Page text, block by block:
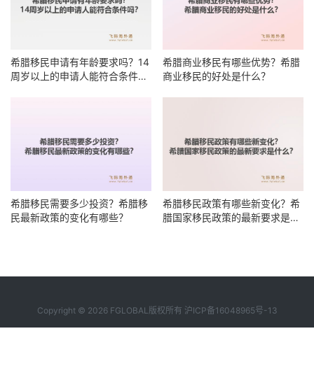
希腊移民申请有年龄要求吗？14
周岁以上的申请人能符合条件
希腊商业移民有哪些优势？希腊
商业移民的好处是什么？
希腊移民需要多少投资？希腊移
民最新政策的变化有哪些？
希腊移民政策有哪些新变化？希
腊国家移民政策的最新要求是什
Copyright © 2026 FGLOBAL版权所有 沪ICP备16048965号-13